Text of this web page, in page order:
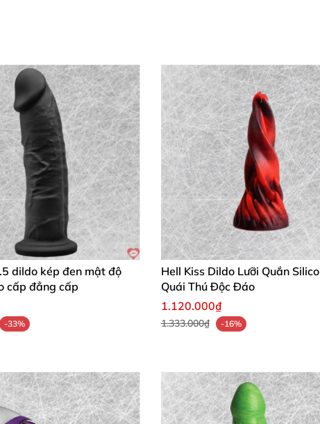
phòng dịu nhẹđể đảm bảo vệ sinh. Kết hợp gel bôi trơn
gel này hoàn toàn an toàn , không làm hỏng đồ chơi.
dụng cho đồ chơi tình dục . Cách chăm sóc này giúp
tận hưởng mà không lo lắng!
PipeDream 3in1
động, rung đa chế độ, hút mạnh mẽ – biếnmọi
solo hay couple đều đỉnh . Chất liệu PVC cao cấp
đồng hành giúp tăng cường sự gắn kếtvà tự tin trong đời
thực tế, rung mạnhmà êm ái, dùng không tay nhờ hút
dildo kép đen mật độ
cấp đẳng cấp
-33%
Hell Kiss Dildo Lưỡi Quắn
Quái Thú Độc Đáo
1.120.000₫
1.333.000₫ -16%